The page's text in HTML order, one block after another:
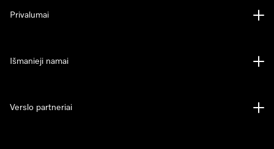
Privalumai
Išmanieji namai
Verslo partneriai